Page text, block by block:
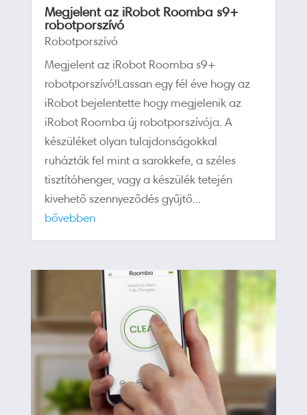
Megjelent az iRobot Roomba s9+
robotporszívó
Robotporszívó
Megjelent az iRobot Roomba s9+
robotporszívó!Lassan egy fél éve hogy az
iRobot bejelentette hogy megjelenik az
iRobot Roomba új robotporszívója. A
készüléket olyan tulajdonságokkal
ruházták fel mint a sarokkefe, a széles
tisztítóhenger, vagy a készülék tetején
kivehető szennyeződés gyűjtő...
bővebben